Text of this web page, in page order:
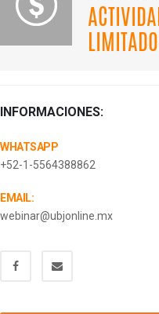
INFORMACIONES:
WHATSAPP
+52-1-5564388862​⁠​
EMAIL:
webinar@ubjonline.mx